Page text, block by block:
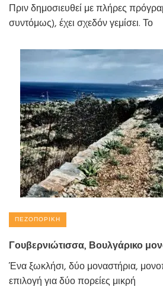
Πριν δημοσιευθεί με πλήρες
συντόμως), έχει σχεδόν γεμίσει. Το
ΠΕΖΟΠΟΡΙΚΉ
Γουβερνιώτισσα, Βουλγάρικο
Ένα ξωκλήσι, δύο μοναστήρια,
επιλογή για δύο πορείες μικρή